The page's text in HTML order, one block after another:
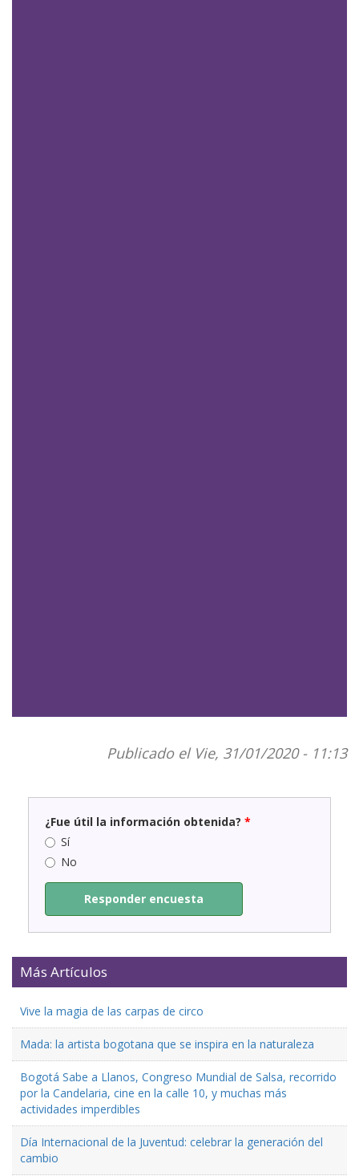
Publicado el Vie, 31/01/2020 - 11:13
¿Fue útil la información obtenida? *
Sí
No
Responder encuesta
Más Artículos
Vive la magia de las carpas de circo
Mada: la artista bogotana que se inspira en la naturaleza
Bogotá Sabe a Llanos, Congreso Mundial de Salsa, recorrido
por la Candelaria, cine en la calle 10, y muchas más
actividades imperdibles
Día Internacional de la Juventud: celebrar la generación del
cambio